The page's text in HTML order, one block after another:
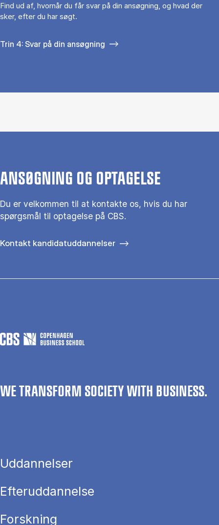
Find ud af, hvornår du får svar på din ansøgning, og hvad der
sker, efter du har søgt.
Trin 4: Svar på din ansøgning
ANSØGNING OG OPTAGELSE
Du er velkommen til at kontakte os, hvis du har
spørgsmål til optagelse på CBS.
Kontakt kandidatuddannelser
WE TRANSFORM SOCIETY WITH BUSINESS.
Uddannelser
Efteruddannelse
Forskning